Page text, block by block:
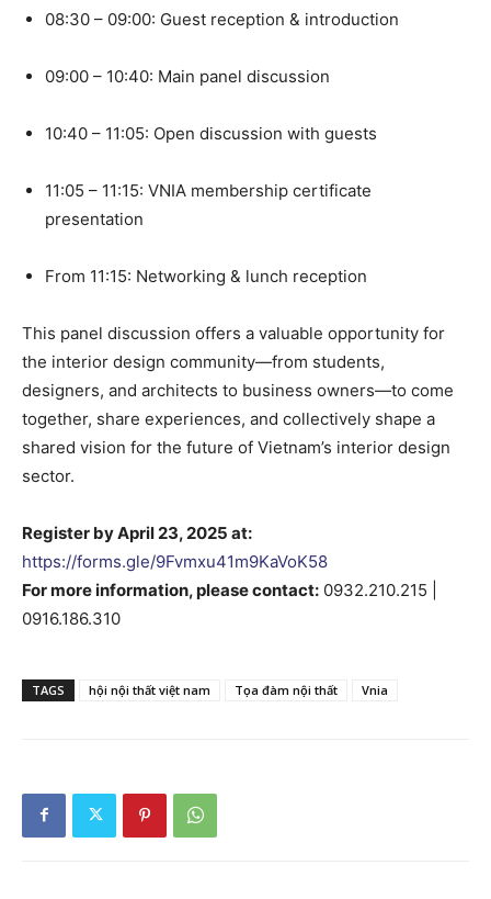
08:30 – 09:00: Guest reception & introduction
09:00 – 10:40: Main panel discussion
10:40 – 11:05: Open discussion with guests
11:05 – 11:15: VNIA membership certificate
presentation
From 11:15: Networking & lunch reception
This panel discussion offers a valuable opportunity for
the interior design community—from students,
designers, and architects to business owners—to come
together, share experiences, and collectively shape a
shared vision for the future of Vietnam’s interior design
sector.
Register by April 23, 2025 at:
https://forms.gle/9Fvmxu41m9KaVoK58
For more information, please contact: 0932.210.215 |
0916.186.310
TAGS hội nội thất việt nam Tọa đàm nội thất Vnia